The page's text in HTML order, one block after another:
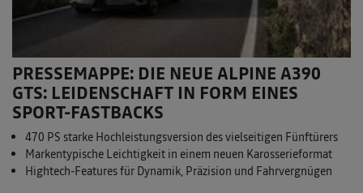
PRESSEMAPPE: DIE NEUE ALPINE A390
GTS: LEIDENSCHAFT IN FORM EINES
SPORT-FASTBACKS
470 PS starke Hochleistungsversion des vielseitigen Fünftürers
Markentypische Leichtigkeit in einem neuen Karosserieformat
Hightech-Features für Dynamik, Präzision und Fahrvergnügen